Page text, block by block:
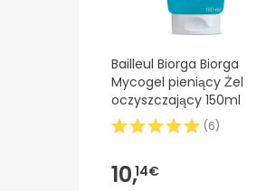
Bailleul Biorga Biorga
Mycogel pieniący Żel
oczyszczający 150ml
(6)
10,14€